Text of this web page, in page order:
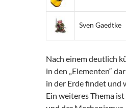
Sven Gaedtke
Nach einem deutlich
in den „Elementen“
in der Erde findet und
Ein weiteres Thema